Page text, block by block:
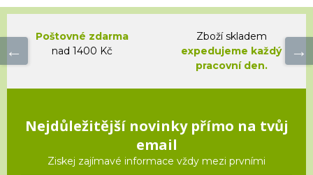
Poštovné zdarma
nad 1400 Kč
Zboží skladem
expedujeme každý
pracovní den.
Nejdůležitější novinky přímo na tvůj
email
Ziskej zajímavé informace vždy mezi prvními